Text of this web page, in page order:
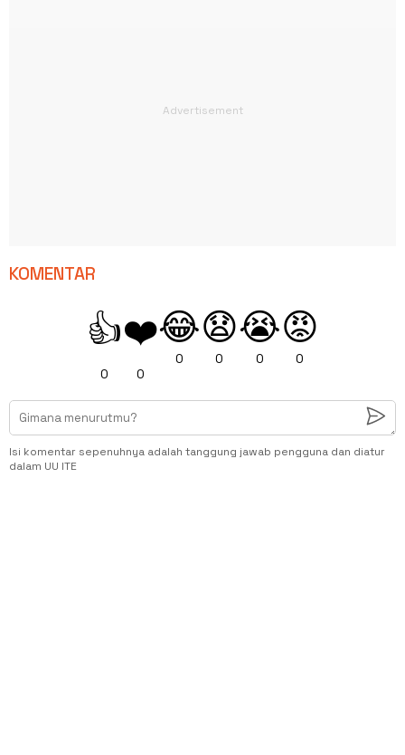
KOMENTAR
👍
0
❤️
0
😂
0
😧
0
😭
0
😡
0
Isi komentar sepenuhnya adalah tanggung jawab pengguna dan diatur
dalam UU ITE